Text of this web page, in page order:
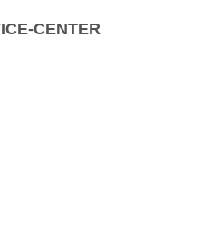
CENTER